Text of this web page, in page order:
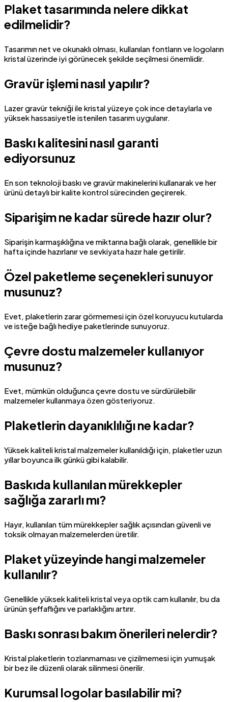
Plaket tasarımında nelere dikkat
edilmelidir?
Tasarımın net ve okunaklı olması, kullanılan fontların ve logoların
kristal üzerinde iyi görünecek şekilde seçilmesi önemlidir.
Gravür işlemi nasıl yapılır?
Lazer gravür tekniği ile kristal yüzeye çok ince detaylarla ve
yüksek hassasiyetle istenilen tasarım uygulanır.
Baskı kalitesini nasıl garanti
ediyorsunuz
En son teknoloji baskı ve gravür makinelerini kullanarak ve her
ürünü detaylı bir kalite kontrol sürecinden geçirerek.
Siparişim ne kadar sürede hazır olur?
Siparişin karmaşıklığına ve miktarına bağlı olarak, genellikle bir
hafta içinde hazırlanır ve sevkiyata hazır hale getirilir.
Özel paketleme seçenekleri sunuyor
musunuz?
Evet, plaketlerin zarar görmemesi için özel koruyucu kutularda
ve isteğe bağlı hediye paketlerinde sunuyoruz.
Çevre dostu malzemeler kullanıyor
musunuz?
Evet, mümkün olduğunca çevre dostu ve sürdürülebilir
malzemeler kullanmaya özen gösteriyoruz.
Plaketlerin dayanıklılığı ne kadar?
Yüksek kaliteli kristal malzemeler kullanıldığı için, plaketler uzun
yıllar boyunca ilk günkü gibi kalabilir.
Baskıda kullanılan mürekkepler
sağlığa zararlı mı?
Hayır, kullanılan tüm mürekkepler sağlık açısından güvenli ve
toksik olmayan malzemelerden üretilir.
Plaket yüzeyinde hangi malzemeler
kullanılır?
Genellikle yüksek kaliteli kristal veya optik cam kullanılır, bu da
ürünün şeffaflığını ve parlaklığını artırır.
Baskı sonrası bakım önerileri nelerdir?
Kristal plaketlerin tozlanmaması ve çizilmemesi için yumuşak
bir bez ile düzenli olarak silinmesi önerilir.
Kurumsal logolar basılabilir mi?